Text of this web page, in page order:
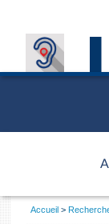
Vous
Accueil